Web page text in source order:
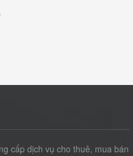
cấp dịch vụ cho thuê, mua bán